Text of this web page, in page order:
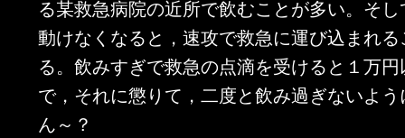
る某救急病院の近所で飲むことが多い。そ
動けなくなると，速攻で救急に運び込まれ
る。飲みすぎで救急の点滴を受けると１万
で，それに懲りて，二度と飲み過ぎないよ
ん～？